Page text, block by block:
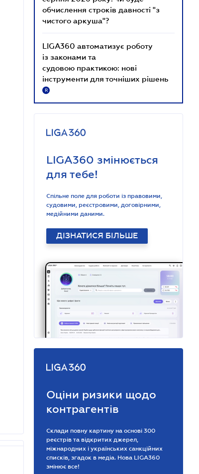
обчислення строків давності "з
чистого аркуша"?
LIGA360 автоматизує роботу
із законами та
судовою практикою: нові
інструменти для точніших рішень
R
LIGA360 змінюється
для тебе!
Спільне поле для роботи із правовими,
судовими, реєстровими, договірними,
медійними даними.
ДІЗНАТИСЯ БІЛЬШЕ
Оціни ризики щодо
контрагентів
Склади повну картину на основі 300
реєстрів та відкритих джерел,
міжнародних і українських санкційних
списків, згадок в медіа. Нова LIGA360
змінює все!